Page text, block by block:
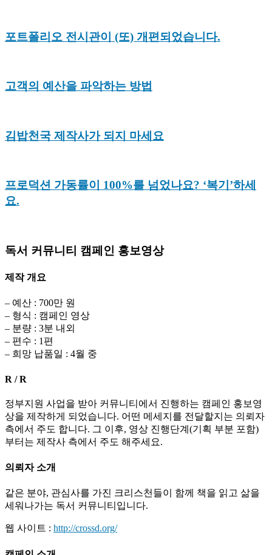
포트폴리오 전시관이 (또) 개편되었습니다.
고객의 예산을 파악하는 방법
김밥천국 제작사가 되지 마세요
프로덕션 가동률이 100%를 넘었나요? ‘복기’하세
요.
독서 커뮤니티 캠페인 홍보영상
제작 개요
– 예산 : 700만 원
– 형식 : 캠페인 영상
– 분량 : 3분 내외
– 편수 : 1편
– 희망 납품일 : 4월 중
R / R
정부지원 사업을 받아 커뮤니티에서 진행하는 캠페인 홍보영
상을 제작하게 되었습니다. 어떤 메세지를 전달할지는 의뢰자
측에서 주도 합니다. 그 이후, 영상 진행단계(기획 부분 포함)
부터는 제작사 측에서 주도 해주세요.
의뢰자 소개
같은 분야, 관심사를 가진 크리스천들이 함께 책을 읽고 삶을
세워나가는 독서 커뮤니티입니다.
웹 사이트 : http://crossd.org/